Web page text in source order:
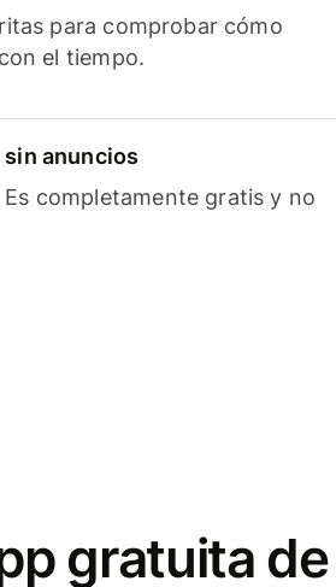
para comprobar cómo
el tiempo.
anuncios
completamente gratis y no
gratuita de